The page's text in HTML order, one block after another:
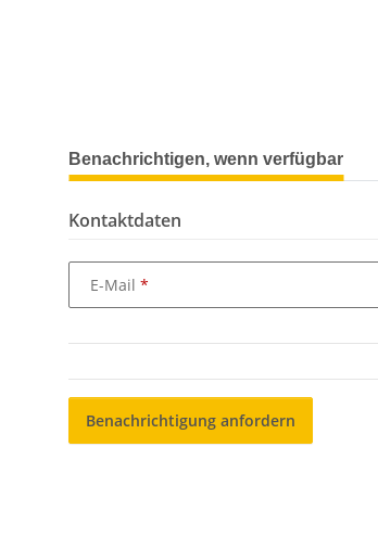
weitere Registerkarten anzeigen
Benachrichtigen, wenn verfügbar
Kontaktdaten
E-Mail
Benachrichtigung anfordern